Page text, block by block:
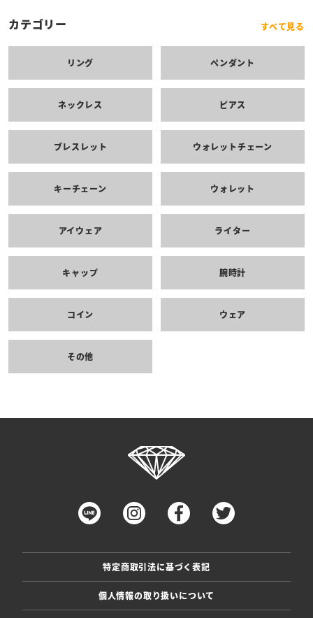
カテゴリー すべて見る
リング ペンダント
ネックレス ピアス
ブレスレット ウォレットチェーン
キーチェーン ウォレット
アイウェア ライター
キャップ 腕時計
コイン ウェア
その他
特定商取引法に基づく表記
個人情報の取り扱いについて